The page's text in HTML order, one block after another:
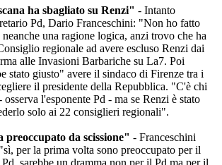
ha sbagliato su Renzi" - Intanto
Pd, Dario Franceschini: "Non ho fatto
una ragione logica, anzi trovo che ha
regionale ad avere escluso Renzi dai
alle Invasioni Barbariche su La7. Poi
stato giusto" avere il sindaco di Firenze tra i
il presidente della Repubblica. "C'è chi
l'esponente Pd - ma se Renzi è stato
solo ai 22 consiglieri regionali".
da scissione" - Franceschini
per la prima volta sono preoccupato per il